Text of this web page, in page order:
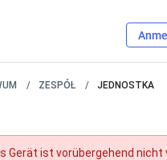
ZESPÓŁ JEDNOSTKA
Gerät ist vorübergehend nicht